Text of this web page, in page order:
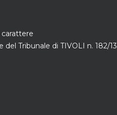
Tribunale di TIVOLI n. 182/13